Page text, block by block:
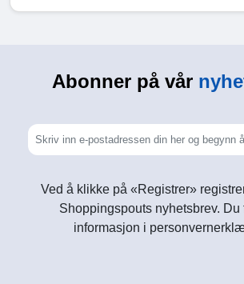
Abonner på vår
Ved å klikke på «Registrer»
Shoppingspouts nyhetsbrev. Du
informasjon i